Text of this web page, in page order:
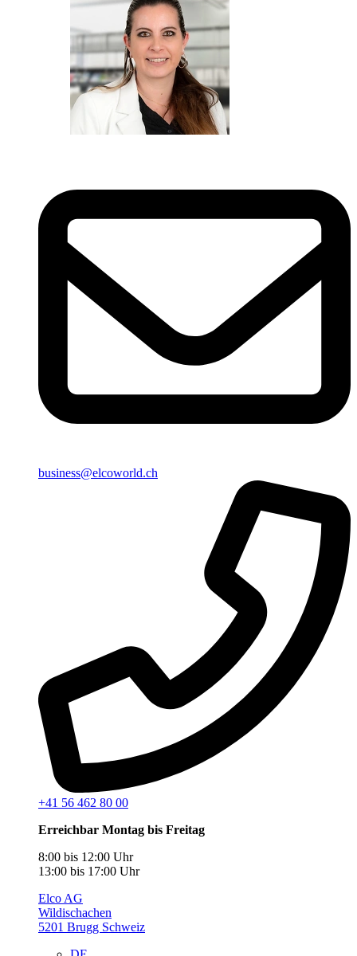
business@elcoworld.ch
+41 56 462 80 00
Erreichbar Montag bis Freitag
8:00 bis 12:00 Uhr
13:00 bis 17:00 Uhr
Elco AG
Wildischachen
5201 Brugg Schweiz